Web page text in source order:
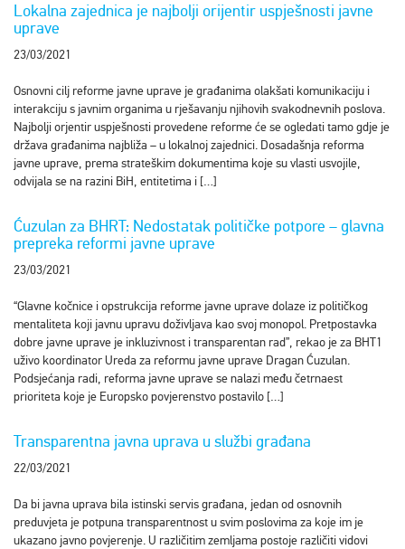
Lokalna zajednica je najbolji orijentir uspješnosti javne
uprave
23/03/2021
Osnovni cilj reforme javne uprave je građanima olakšati komunikaciju i
interakciju s javnim organima u rješavanju njihovih svakodnevnih poslova.
Najbolji orjentir uspješnosti provedene reforme će se ogledati tamo gdje je
država građanima najbliža – u lokalnoj zajednici. Dosadašnja reforma
javne uprave, prema strateškim dokumentima koje su vlasti usvojile,
odvijala se na razini BiH, entitetima i […]
Ćuzulan za BHRT: Nedostatak političke potpore – glavna
prepreka reformi javne uprave
23/03/2021
“Glavne kočnice i opstrukcija reforme javne uprave dolaze iz političkog
mentaliteta koji javnu upravu doživljava kao svoj monopol. Pretpostavka
dobre javne uprave je inkluzivnost i transparentan rad”, rekao je za BHT1
uživo koordinator Ureda za reformu javne uprave Dragan Ćuzulan.
Podsjećanja radi, reforma javne uprave se nalazi među četrnaest
prioriteta koje je Europsko povjerenstvo postavilo […]
Transparentna javna uprava u službi građana
22/03/2021
Da bi javna uprava bila istinski servis građana, jedan od osnovnih
preduvjeta je potpuna transparentnost u svim poslovima za koje im je
ukazano javno povjerenje. U različitim zemljama postoje različiti vidovi